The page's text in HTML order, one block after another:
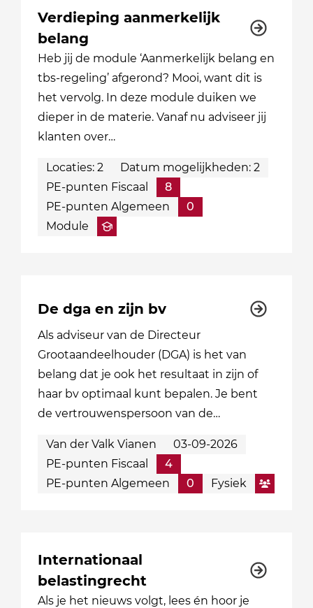
Verdieping aanmerkelijk
belang
Heb jij de module ‘Aanmerkelijk belang en
tbs-regeling’ afgerond? Mooi, want dit is
het vervolg. In deze module duiken we
dieper in de materie. Vanaf nu adviseer jij
klanten over…
Locaties: 2
Datum mogelijkheden: 2
PE-punten Fiscaal
8
PE-punten Algemeen
0
Module
De dga en zijn bv
Als adviseur van de Directeur
Grootaandeelhouder (DGA) is het van
belang dat je ook het resultaat in zijn of
haar bv optimaal kunt bepalen. Je bent
de vertrouwenspersoon van de…
Van der Valk Vianen
03-09-2026
PE-punten Fiscaal
4
PE-punten Algemeen
0 Fysiek
Internationaal
belastingrecht
Als je het nieuws volgt, lees én hoor je